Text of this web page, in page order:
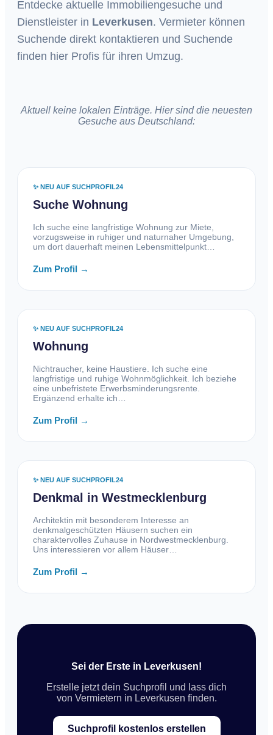
Entdecke aktuelle Immobiliengesuche und
Dienstleister in Leverkusen. Vermieter können
Suchende direkt kontaktieren und Suchende
finden hier Profis für ihren Umzug.
Aktuell keine lokalen Einträge. Hier sind die neuesten
Gesuche aus Deutschland:
✨ NEU AUF SUCHPROFIL24
Suche Wohnung
Ich suche eine langfristige Wohnung zur Miete,
vorzugsweise in ruhiger und naturnaher Umgebung,
um dort dauerhaft meinen Lebensmittelpunkt…
Zum Profil →
✨ NEU AUF SUCHPROFIL24
Wohnung
Nichtraucher, keine Haustiere. Ich suche eine
langfristige und ruhige Wohnmöglichkeit. Ich beziehe
eine unbefristete Erwerbsminderungsrente.
Ergänzend erhalte ich…
Zum Profil →
✨ NEU AUF SUCHPROFIL24
Denkmal in Westmecklenburg
Architektin mit besonderem Interesse an
denkmalgeschützten Häusern suchen ein
charaktervolles Zuhause in Nordwestmecklenburg.
Uns interessieren vor allem Häuser…
Zum Profil →
Sei der Erste in Leverkusen!
Erstelle jetzt dein Suchprofil und lass dich
von Vermietern in Leverkusen finden.
Suchprofil kostenlos erstellen